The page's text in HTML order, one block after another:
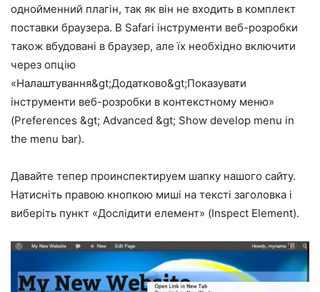
однойменний плагін, так як він не входить в комплект
поставки браузера. В Safari інструменти веб-розробки
також вбудовані в браузер, але їх необхідно включити
через опцію
«Налаштування&gt;Додатково&gt;Показувати
інструменти веб-розробки в контекстному меню»
(Preferences &gt; Advanced &gt; Show develop menu in
the menu bar).
Давайте тепер проинспектируем шапку нашого сайту.
Натисніть правою кнопкою миші на тексті заголовка і
виберіть пункт «Дослідити елемент» (Inspect Element).